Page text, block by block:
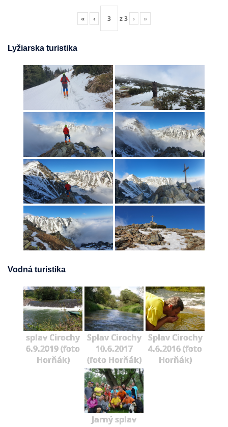
« ‹ z3 › »
Lyžiarska turistika
Vodná turistika
splav Cirochy
6.9.2019 (foto
Horňák)
Splav Cirochy
10.6.2017
(foto Horňák)
Splav Cirochy
4.6.2016 (foto
Horňák)
Jarný splav